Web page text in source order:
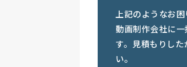
上記のようなお
動画制作会社に
す。見積もりし
い。